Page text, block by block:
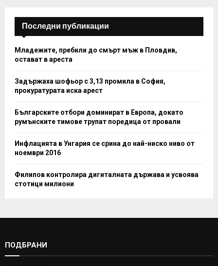
H
Последни публикации
Младежите, пребили до смърт мъж в Пловдив,
остават в ареста
Задържаха шофьор с 3,13 промила в София,
прокуратурата иска арест
Българските отбори доминират в Европа, докато
румънските тимове трупат поредица от провали
Инфлацията в Унгария се срина до най-ниско ниво от
ноември 2016
Филипов контролира дигиталната държава и усвоява
стотици милиони
ПОДБРАНИ